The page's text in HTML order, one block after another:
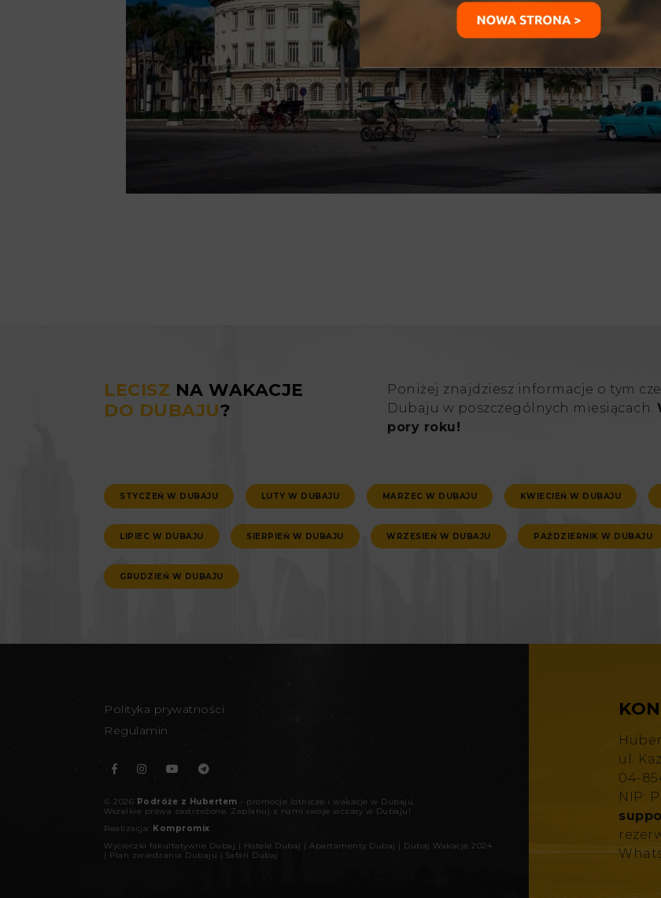
LECISZ NA WAKACJE
DO DUBAJU?
Poniżej znajdziesz informacje o tym
Dubaju w poszczególnych miesiącach.
pory roku!
STYCZEŃ W DUBAJU LUTY W DUBAJU MARZEC W DUBAJU KWIECIEŃ W DUBAJU
LIPIEC W DUBAJU SIERPIEŃ W DUBAJU WRZESIEŃ W DUBAJU PAŹDZIERNIK W DUBAJU
GRUDZIEŃ W DUBAJU
Polityka prywatności
Regulamin
© 2026 Podróże z Hubertem - promocje lotnicze i wakacje w Dubaju
Wszelkie prawa zastrzeżone. Zaplanuj z nami swoje wczasy w Dubaju!
Realizacja: Kompromix
Wycieczki fakultatywne Dubaj | Hotele Dubaj | Apartamenty Dubaj | Dubaj Wakacje 2024
| Plan zwiedzania Dubaju | Safari Dubaj
ul.
04-
NIP: